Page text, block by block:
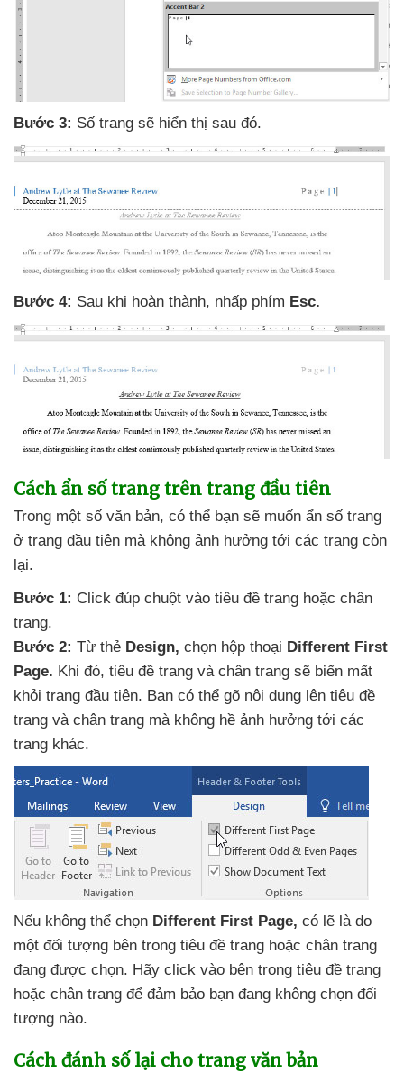
Bước 3: Số trang sẽ hiển thị sau đó.
Bước 4: Sau khi hoàn thành, nhấp phím Esc.
Cách ẩn số trang trên trang đầu tiên
Trong một số văn bản, có thể bạn sẽ muốn ẩn số trang
ở trang đầu tiên mà không ảnh hưởng tới các trang còn
lại.
Bước 1: Click đúp chuột vào tiêu đề trang hoặc chân
trang.
Bước 2: Từ thẻ Design, chọn hộp thoại Different First
Page. Khi đó, tiêu đề trang và chân trang sẽ biến mất
khỏi trang đầu tiên. Bạn có thể gõ nội dung lên tiêu đề
trang và chân trang mà không hề ảnh hưởng tới các
trang khác.
Nếu không thể chọn Different First Page, có lẽ là do
một đối tượng bên trong tiêu đề trang hoặc chân trang
đang được chọn. Hãy click vào bên trong tiêu đề trang
hoặc chân trang để đảm bảo bạn đang không chọn đối
tượng nào.
Cách đánh số lại cho trang văn bản